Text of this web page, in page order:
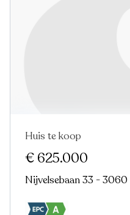
Huis te koop
€ 625.000
Nijvelsebaan 33 -